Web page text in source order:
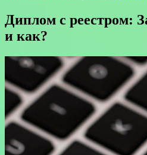
Диплом с реестром:
и как?